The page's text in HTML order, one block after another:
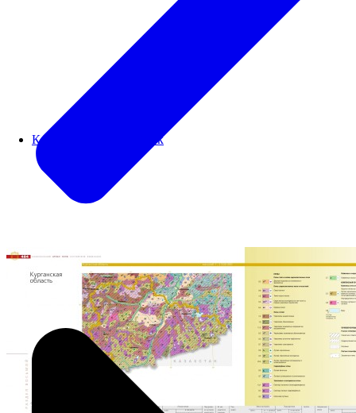
Картографический блок